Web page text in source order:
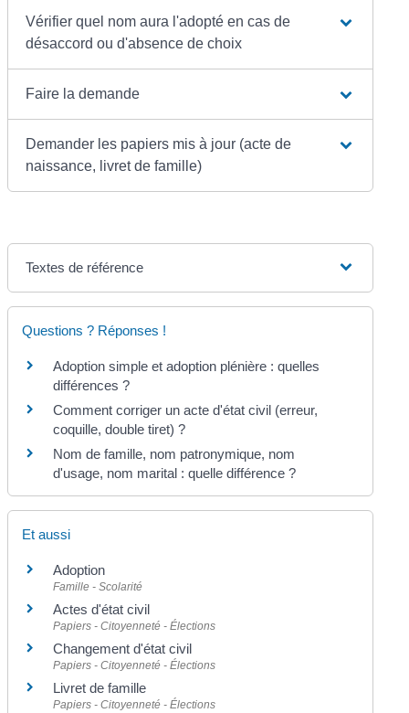
Vérifier quel nom aura l'adopté en cas de
désaccord ou d'absence de choix
Faire la demande
Demander les papiers mis à jour (acte de
naissance, livret de famille)
Textes de référence
Questions ? Réponses !
Adoption simple et adoption plénière : quelles
différences ?
Comment corriger un acte d'état civil (erreur,
coquille, double tiret) ?
Nom de famille, nom patronymique, nom
d'usage, nom marital : quelle différence ?
Et aussi
Adoption
Famille - Scolarité
Actes d'état civil
Papiers - Citoyenneté - Élections
Changement d'état civil
Papiers - Citoyenneté - Élections
Livret de famille
Papiers - Citoyenneté - Élections